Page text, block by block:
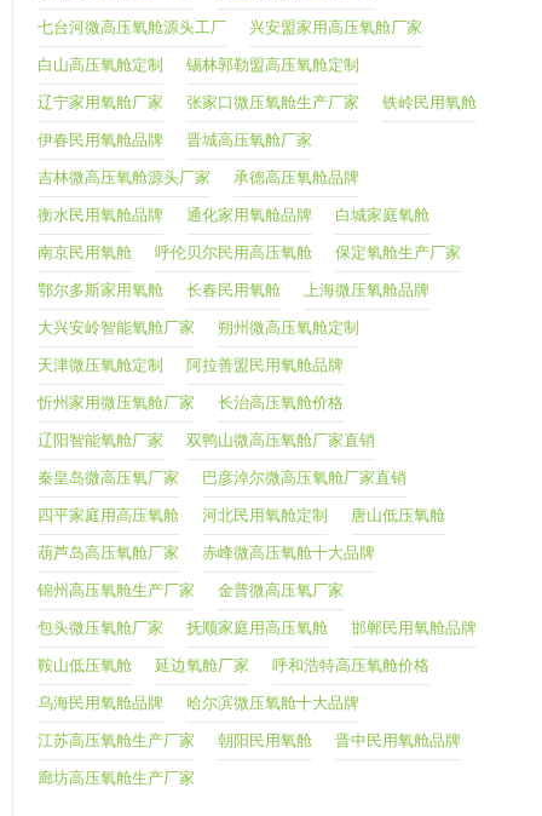
七台河微高压氧舱源头工厂 兴安盟家用高压氧舱厂家
白山高压氧舱定制 锡林郭勒盟高压氧舱定制
辽宁家用氧舱厂家 张家口微压氧舱生产厂家 铁岭民用氧舱
伊春民用氧舱品牌 晋城高压氧舱厂家
吉林微高压氧舱源头厂家 承德高压氧舱品牌
衡水民用氧舱品牌 通化家用氧舱品牌 白城家庭氧舱
南京民用氧舱 呼伦贝尔民用高压氧舱 保定氧舱生产厂家
鄂尔多斯家用氧舱 长春民用氧舱 上海微压氧舱品牌
大兴安岭智能氧舱厂家 朔州微高压氧舱定制
天津微压氧舱定制 阿拉善盟民用氧舱品牌
忻州家用微压氧舱厂家 长治高压氧舱价格
辽阳智能氧舱厂家 双鸭山微高压氧舱厂家直销
秦皇岛微高压氧厂家 巴彦淖尔微高压氧舱厂家直销
四平家庭用高压氧舱 河北民用氧舱定制 唐山低压氧舱
葫芦岛高压氧舱厂家 赤峰微高压氧舱十大品牌
锦州高压氧舱生产厂家 金普微高压氧厂家
包头微压氧舱厂家 抚顺家庭用高压氧舱 邯郸民用氧舱品牌
鞍山低压氧舱 延边氧舱厂家 呼和浩特高压氧舱价格
乌海民用氧舱品牌 哈尔滨微压氧舱十大品牌
江苏高压氧舱生产厂家 朝阳民用氧舱 晋中民用氧舱品牌
廊坊高压氧舱生产厂家